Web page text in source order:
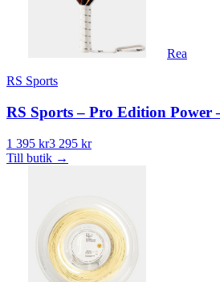
Rea
RS Sports
RS Sports – Pro Edition Power
1 395 kr3 295 kr
Till butik →